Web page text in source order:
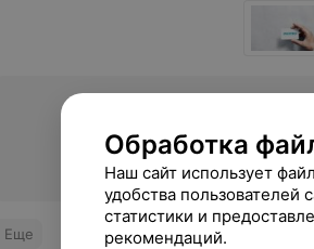
Все цены
Еще
Обработка
Наш сайт использует
удобства пользователей
статистики и
рекомендаций.